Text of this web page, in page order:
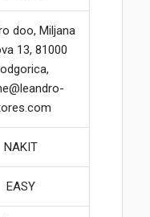
doo, Miljana
13, 81000
NAKIT
EASY